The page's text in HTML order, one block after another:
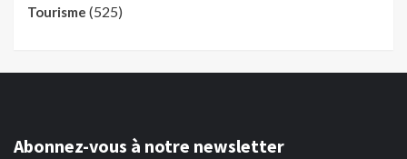
Tourisme (525)
Abonnez-vous à notre newsletter